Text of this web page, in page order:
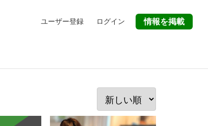
ユーザー登録 ログイン 情報を掲載